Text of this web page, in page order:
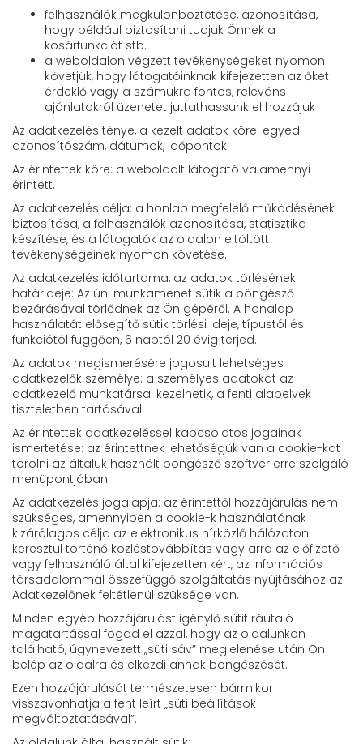
felhasználók megkülönböztetése, azonosítása,
hogy például biztosítani tudjuk Önnek a
kosárfunkciót stb.
a weboldalon végzett tevékenységeket nyomon
követjük, hogy látogatóinknak kifejezetten az őket
érdeklő vagy a számukra fontos, releváns
ajánlatokról üzenetet juttathassunk el hozzájuk
Az adatkezelés ténye, a kezelt adatok köre: egyedi
azonosítószám, dátumok, időpontok.
Az érintettek köre: a weboldalt látogató valamennyi
érintett.
Az adatkezelés célja: a honlap megfelelő működésének
biztosítása, a felhasználók azonosítása, statisztika
készítése, és a látogatók az oldalon eltöltött
tevékenységeinek nyomon követése.
Az adatkezelés időtartama, az adatok törlésének
határideje: Az ún. munkamenet sütik a böngésző
bezárásával törlődnek az Ön gépéről. A honalap
használatát elősegítő sütik törlési ideje, típustól és
funkciótól függően, 6 naptól 20 évig terjed.
Az adatok megismerésére jogosult lehetséges
adatkezelők személye: a személyes adatokat az
adatkezelő munkatársai kezelhetik, a fenti alapelvek
tiszteletben tartásával.
Az érintettek adatkezeléssel kapcsolatos jogainak
ismertetése: az érintettnek lehetőségük van a cookie-kat
törölni az általuk használt böngésző szoftver erre szolgáló
menüpontjában.
Az adatkezelés jogalapja: az érintettől hozzájárulás nem
szükséges, amennyiben a cookie-k használatának
kizárólagos célja az elektronikus hírközlő hálózaton
keresztül történő közléstovábbítás vagy arra az előfizető
vagy felhasználó által kifejezetten kért, az információs
társadalommal összefüggő szolgáltatás nyújtásához az
Adatkezelőnek feltétlenül szüksége van.
Minden egyéb hozzájárulást igénylő sütit ráutaló
magatartással fogad el azzal, hogy az oldalunkon
található, úgynevezett „süti sáv” megjelenése után Ön
belép az oldalra és elkezdi annak böngészését.
Ezen hozzájárulását természetesen bármikor
visszavonhatja a fent leírt „süti beállítások
megváltoztatásával”.